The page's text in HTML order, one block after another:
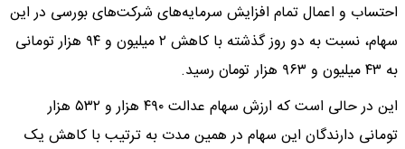
احتساب و اعمال تمام افزایش سرمایه‌های شرکت‌های بورسی در این
سهام، نسبت به دو روز گذشته با کاهش ۲ میلیون و ۹۴ هزار تومانی
به ۴۳ میلیون و ۹۶۳ هزار تومان رسید.
این در حالی است که ارزش سهام عدالت ۴۹۰ هزار و ۵۳۲ هزار
تومانی دارندگان این سهام در همین مدت به ترتیب با کاهش یک